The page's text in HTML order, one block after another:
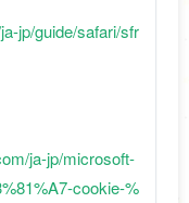
jp/guide/safari/sfr
ja-jp/microsoft-
cookie-%